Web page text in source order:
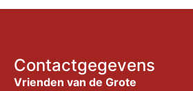
Contactgegevens
Vrienden van de Grote